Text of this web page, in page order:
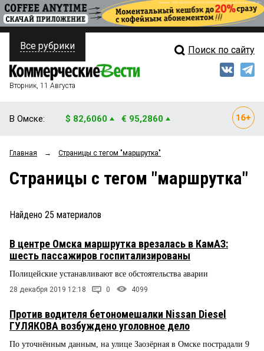
ПОЛИТИКА
ФИНАНСЫ
ОБЩЕСТВО
ЗАКОН
НОВОСТИ КОМПАНИЙ
Свежий выпуск
Мнения
Рейтинги
Все рубрики Поиск по сайту
Вторник, 11 Августа
В Омске: $ 82,6060 € 95,2860
Главная → Страницы c тегом "маршрутка"
Страницы c тегом "маршрутка"
Найдено 25 материалов
В центре Омска маршрутка врезалась в КамАЗ:
шесть пассажиров госпитализированы
Полицейские устанавливают все обстоятельства аварии
28 декабря 2019 12:18 0 4099
Против водителя бетономешалки Nissan Diesel
ГУЛЯКОВА возбуждено уголовное дело
По уточнённым данным, на улице Заозёрная в Омске пострадали 9